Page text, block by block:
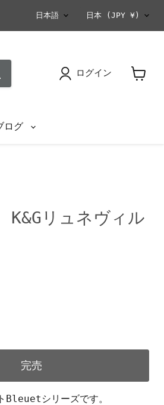
言
語
日本語 国
日本 (JPY ¥)
ログイン
グ
リュネヴィル
完売
シリーズです。